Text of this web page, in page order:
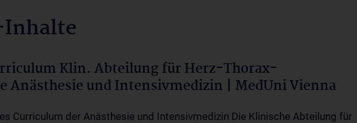
Klin. Abteilung für Herz-Thorax-
Anästhesie und Intensivmedizin | MedUni Vienna
Curriculum der Anästhesie und Intensivmedizin Die Klinische Abteilung für